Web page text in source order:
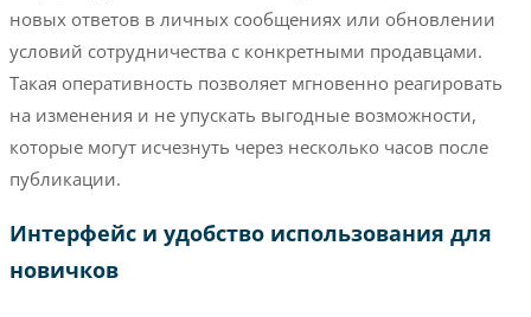
новых ответов в личных сообщениях или обновлении
условий сотрудничества с конкретными продавцами.
Такая оперативность позволяет мгновенно реагировать
на изменения и не упускать выгодные возможности,
которые могут исчезнуть через несколько часов после
публикации.
Интерфейс и удобство использования для
новичков